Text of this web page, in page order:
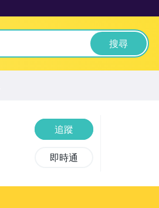
搜尋
追蹤
即時通